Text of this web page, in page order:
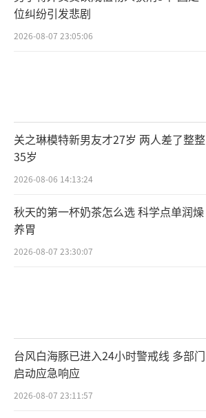
位纠纷引发悲剧
2026-08-07 23:05:06
关之琳模特新男友才27岁 两人差了整整
35岁
2026-08-06 14:13:24
秋天的第一杯奶茶怎么选 科学点单润燥
养胃
2026-08-07 23:30:07
台风白海豚已进入24小时警戒线 多部门
启动应急响应
2026-08-07 23:11:57